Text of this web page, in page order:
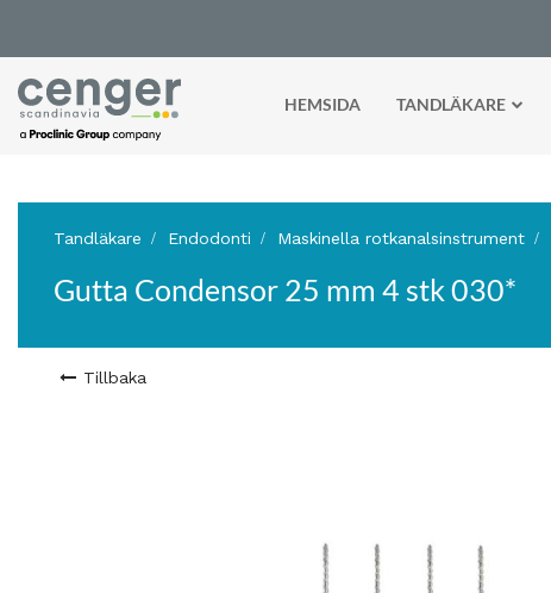
HEMSIDA TANDLÄKARE
Tandläkare Endodonti Maskinella rotkanalsinstrument
Gutta Condensor 25 mm 4 stk 030*
Tillbaka